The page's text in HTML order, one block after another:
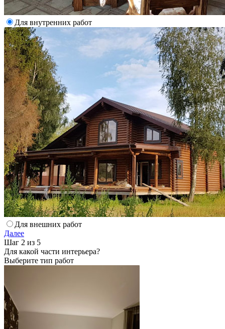
Для внутренних работ
Для внешних работ
Далее
Шаг 2 из 5
Для какой части интерьера?
Выберите тип работ